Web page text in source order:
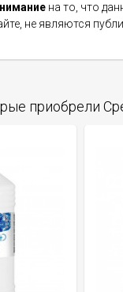
на то, что
не являются
приобрели